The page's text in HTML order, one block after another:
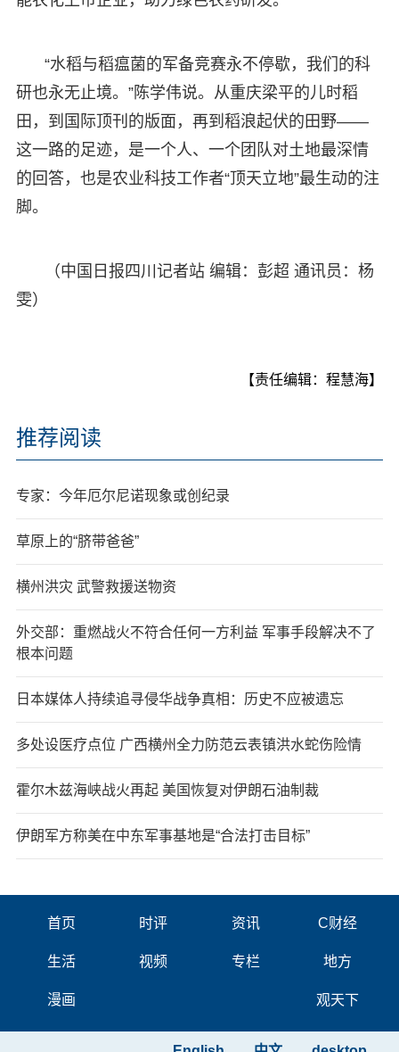
“水稻与稻瘟菌的军备竞赛永不停歇，我们的科
研也永无止境。”陈学伟说。从重庆梁平的儿时稻
田，到国际顶刊的版面，再到稻浪起伏的田野——
这一路的足迹，是一个人、一个团队对土地最深情
的回答，也是农业科技工作者“顶天立地”最生动的注
脚。
（中国日报四川记者站 编辑：彭超 通讯员：杨
雯）
【责任编辑：程慧海】
推荐阅读
专家：今年厄尔尼诺现象或创纪录
草原上的“脐带爸爸”
横州洪灾 武警救援送物资
外交部：重燃战火不符合任何一方利益 军事手段解决不了
根本问题
日本媒体人持续追寻侵华战争真相：历史不应被遗忘
多处设医疗点位 广西横州全力防范云表镇洪水蛇伤险情
霍尔木兹海峡战火再起 美国恢复对伊朗石油制裁
伊朗军方称美在中东军事基地是“合法打击目标”
首页 时评 资讯 C财经
生活 视频 专栏 地方
漫画 观天下